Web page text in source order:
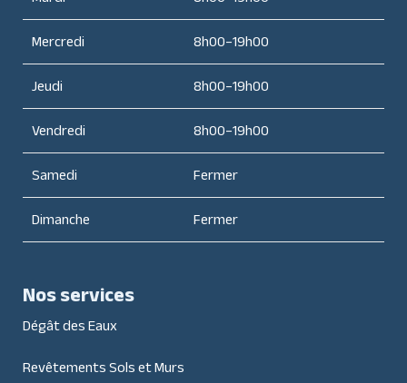
Nos services
Dégât des Eaux
Revêtements Sols et Murs
Mercredi
8h00–19h00
Jeudi
8h00–19h00
Vendredi
8h00–19h00
Samedi
Fermer
Dimanche
Fermer